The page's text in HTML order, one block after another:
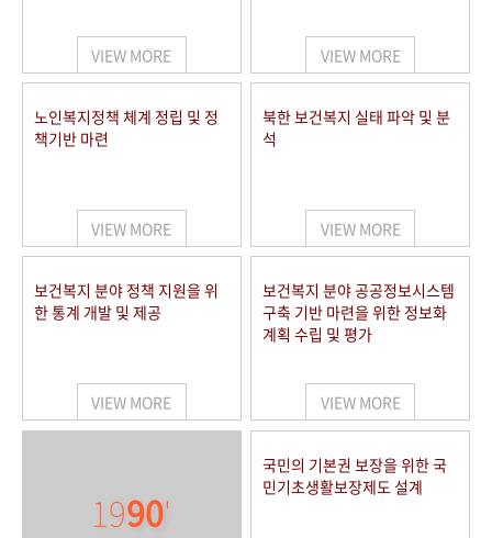
VIEW MORE VIEW MORE
노인복지정책 체계 정립 및 정
책기반 마련
VIEW MORE
북한 보건복지 실태 파악 및 분
석
VIEW MORE
보건복지 분야 정책 지원을 위
한 통계 개발 및 제공
VIEW MORE
보건복지 분야 공공정보시스템
구축 기반 마련을 위한 정보화
계획 수립 및 평가
VIEW MORE
1990'
국민의 기본권 보장을 위한 국
민기초생활보장제도 설계